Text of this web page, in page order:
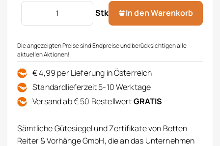
Stk
HERKA Duschtuch Eleganza Menge
In den Warenkorb
Die angezeigten Preise sind Endpreise und berücksichtigen alle
aktuellen Aktionen!
€ 4,99 per Lieferung in Österreich
Standardlieferzeit 5-10 Werktage
Versand ab € 50 BestellwertGRATIS
Sämtliche Gütesiegel und Zertifikate von Betten
Reiter & Vorhänge GmbH, die an das Unternehmen